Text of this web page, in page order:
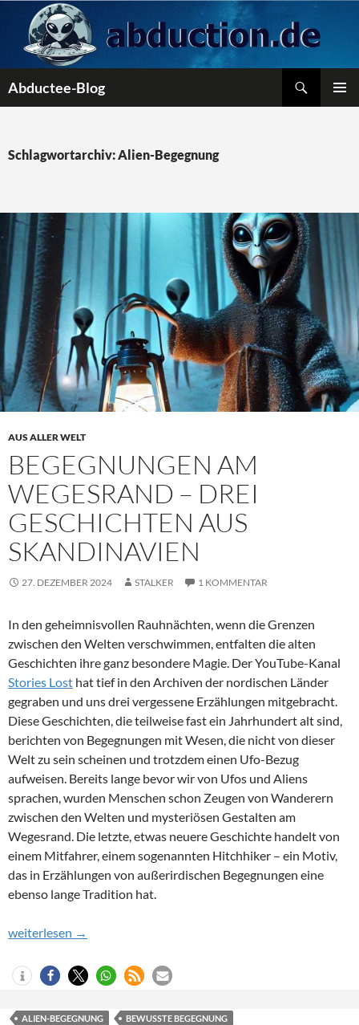
Inhalt
springen
Abductee-Blog
Schlagwortarchiv: Alien-Begegnung
AUS ALLER WELT
BEGEGNUNGEN AM
WEGESRAND – DREI
GESCHICHTEN AUS
SKANDINAVIEN
27. DEZEMBER 2024 STALKER 1 KOMMENTAR
In den geheimnisvollen Rauhnächten, wenn die Grenzen
zwischen den Welten verschwimmen, entfalten die alten
Geschichten ihre ganz besondere Magie. Der YouTube-Kanal
Stories Lost hat tief in den Archiven der nordischen Länder
gegraben und uns drei vergessene Erzählungen mitgebracht.
Diese Geschichten, die teilweise fast ein Jahrhundert alt sind,
berichten von Begegnungen mit Wesen, die nicht von dieser
Welt zu sein scheinen und trotzdem einen Ufo-Bezug
aufweisen. Bereits lange bevor wir von Ufos und Aliens
sprachen, wurden Menschen schon Zeugen von Wanderern
zwischen den Welten und mysteriösen Gestalten am
Wegesrand. Die letzte, etwas neuere Geschichte handelt von
einem Mitfahrer, einem sogenannten Hitchhiker – ein Motiv,
das in Erzählungen von außerirdischen Begegnungen eine
ebenso lange Tradition hat.
Begegnungen am Wegesrand – drei Geschichten aus
weiterlesen →
ALIEN-BEGEGNUNG
BEWUSSTE BEGEGNUNG